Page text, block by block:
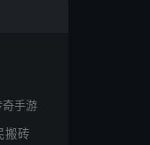
奇手游
搬砖